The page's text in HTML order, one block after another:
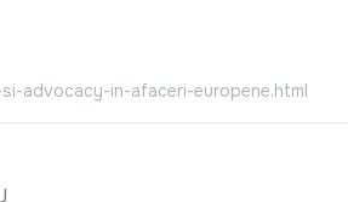
advocacy-in-afaceri-europene.html